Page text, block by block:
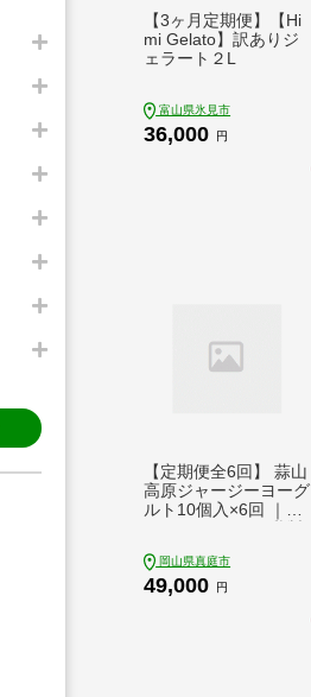
【3ヶ月定期便】【Hi
mi Gelato】訳ありジ
ェラート２L
富山県氷見市
36,000 円
【定期便全6回】 蒜山
高原ジャージーヨーグ
ルト10個入×6回 ｜ヨ
蒜山 岡山 岡山県 冷蔵
ギフト 送料無料 ヨー
岡山県真庭市
49,000 円